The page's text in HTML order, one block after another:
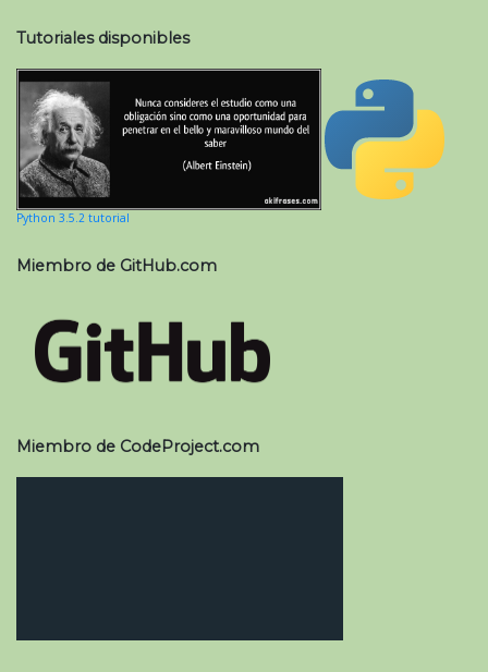
Tutoriales disponibles
Python 3.5.2 tutorial
Miembro de GitHub.com
Miembro de CodeProject.com